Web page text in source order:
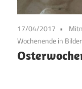
17/04/2017
Wochenende in